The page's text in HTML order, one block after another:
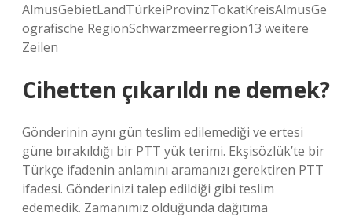
AlmusGebietLandTürkeiProvinzTokatKreisAlmusGe
ografische RegionSchwarzmeerregion13 weitere
Zeilen
Cihetten çıkarıldı ne demek?
Gönderinin aynı gün teslim edilemediği ve ertesi
güne bırakıldığı bir PTT yük terimi. Ekşisözlük’te bir
Türkçe ifadenin anlamını aramanızı gerektiren PTT
ifadesi. Gönderinizi talep edildiği gibi teslim
edemedik. Zamanımız olduğunda dağıtıma